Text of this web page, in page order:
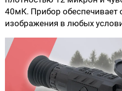
40мК. Прибор обеспечивает
изображения в любых